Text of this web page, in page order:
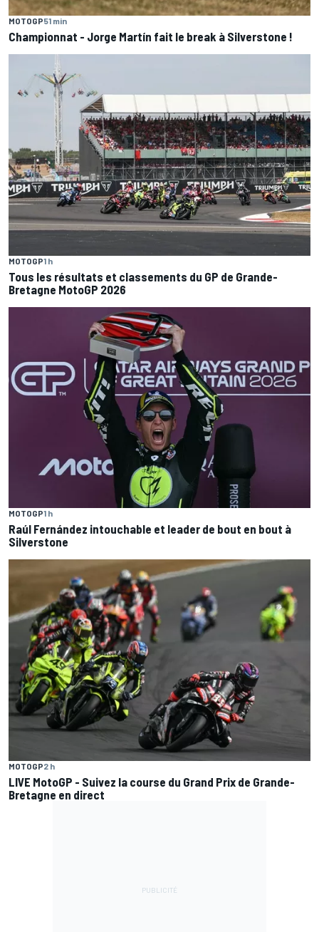
MOTOGP51 min
Championnat - Jorge Martín fait le break à Silverstone !
MOTOGP1 h
Tous les résultats et classements du GP de Grande-
Bretagne MotoGP 2026
MOTOGP1 h
Raúl Fernández intouchable et leader de bout en bout à
Silverstone
MOTOGP2 h
LIVE MotoGP - Suivez la course du Grand Prix de Grande-
Bretagne en direct